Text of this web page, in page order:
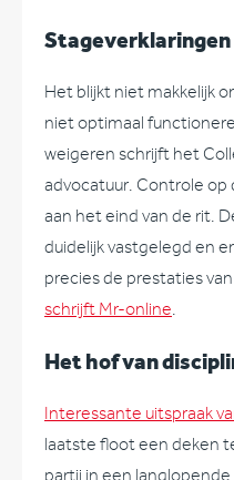
Stageverklaringen
Het blijkt niet makkelijk
niet optimaal
weigeren schrijft het
advocatuur. Controle op
aan het eind van de rit.
duidelijk vastgelegd en
precies de prestaties
schrijft Mr-online.
Het hof van
Interessante uitspraak
laatste floot een deken
partij in een